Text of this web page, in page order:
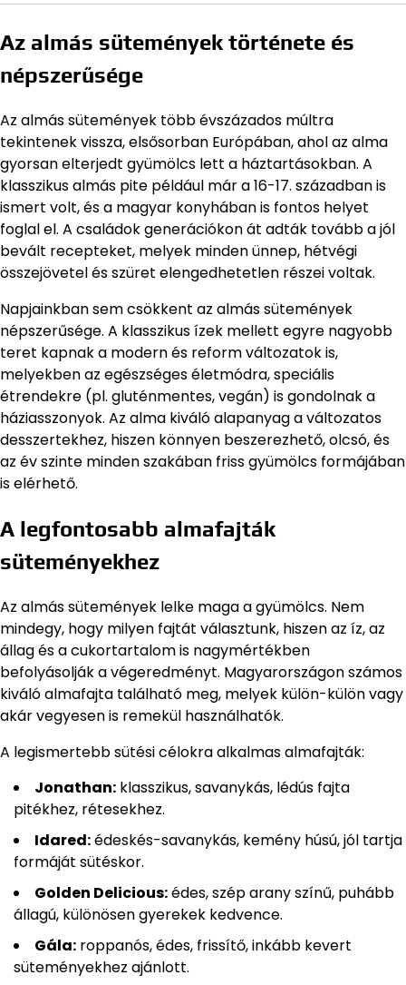
Az almás sütemények története és
népszerűsége
Az almás sütemények több évszázados múltra
tekintenek vissza, elsősorban Európában, ahol az alma
gyorsan elterjedt gyümölcs lett a háztartásokban. A
klasszikus almás pite például már a 16-17. században is
ismert volt, és a magyar konyhában is fontos helyet
foglal el. A családok generációkon át adták tovább a jól
bevált recepteket, melyek minden ünnep, hétvégi
összejövetel és szüret elengedhetetlen részei voltak.
Napjainkban sem csökkent az almás sütemények
népszerűsége. A klasszikus ízek mellett egyre nagyobb
teret kapnak a modern és reform változatok is,
melyekben az egészséges életmódra, speciális
étrendekre (pl. gluténmentes, vegán) is gondolnak a
háziasszonyok. Az alma kiváló alapanyag a változatos
desszertekhez, hiszen könnyen beszerezhető, olcsó, és
az év szinte minden szakában friss gyümölcs formájában
is elérhető.
A legfontosabb almafajták
süteményekhez
Az almás sütemények lelke maga a gyümölcs. Nem
mindegy, hogy milyen fajtát választunk, hiszen az íz, az
állag és a cukortartalom is nagymértékben
befolyásolják a végeredményt. Magyarországon számos
kiváló almafajta található meg, melyek külön-külön vagy
akár vegyesen is remekül használhatók.
A legismertebb sütési célokra alkalmas almafajták:
Jonathan: klasszikus, savanykás, lédús fajta
pitékhez, rétesekhez.
Idared:édeskés-savanykás, kemény húsú, jól tartja
formáját sütéskor.
Golden Delicious:édes, szép arany színű, puhább
állagú, különösen gyerekek kedvence.
Gála: roppanós, édes, frissítő, inkább kevert
süteményekhez ajánlott.